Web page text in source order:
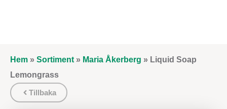
Tillbaka
Hem » Sortiment » Maria Åkerberg » Liquid Soap
Lemongrass